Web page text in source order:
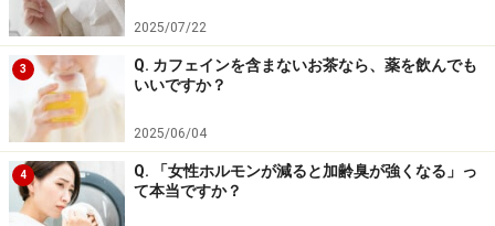
2025/07/22
3
Q. カフェインを含まないお茶なら、薬を飲んでも
いいですか？
2025/06/04
4
Q. 「女性ホルモンが減ると加齢臭が強くなる」っ
て本当ですか？